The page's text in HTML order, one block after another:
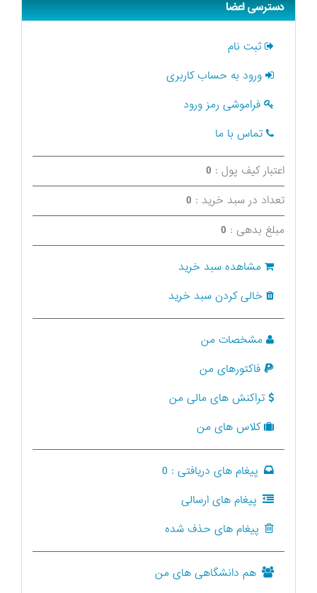
دسترسی اعضا
ثبت نام
ورود به حساب کاربری
فراموشی رمز ورود
تماس با ما
اعتبار کیف پول : 0
تعداد در سبد خرید : 0
مبلغ بدهی : 0
مشاهده سبد خرید
خالی کردن سبد خرید
مشخصات من
فاکتورهای من
تراکنش های مالی من
کلاس های من
پیغام های دریافتی : 0
پیغام های ارسالی
پیغام های حذف شده
هم دانشگاهی های من